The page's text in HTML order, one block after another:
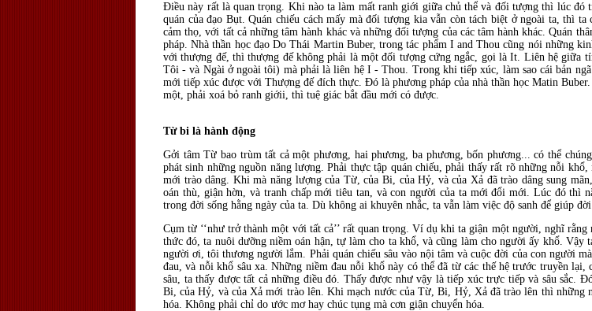
Điều này rất là quan trọng. Khi nào ta làm mất ranh giới giữa chủ thể và đối tượng thì lúc
quán của đạo Bụt. Quán chiếu cách mấy mà đối tượng kia vẫn còn tách biệt ở ngoài ta, thì
cảm thọ, với tất cả những tâm hành khác và những đối tượng của các tâm hành khác. Quán
pháp. Nhà thần học đạo Do Thái Martin Buber, trong tác phẩm I and Thou cũng nói những
với thượng đế, thì thượng đế không phải là một đối tượng cứng ngắc, gọi là It. Liên hệ giữa
Tôi - và Ngài ở ngoài tôi) mà phải là liên hệ I - Thou. Trong khi tiếp xúc, làm sao cái bản
mới tiếp xúc được với Thượng đế đích thực. Đó là phương pháp của nhà thần học Matin
một, phải xoá bỏ ranh giớii, thì tuệ giác bắt đầu mới có được.
Từ bi là hành động
Gởi tâm Từ bao trùm tất cả một phương, hai phương, ba phương, bốn phương... có thể
phát sinh những nguồn năng lượng. Phải thực tập quán chiếu, phải thấy rất rõ những nỗi
mới trào dâng. Khi mà năng lượng của Từ, của Bi, của Hỷ, và của Xả đã trào dâng sung
oán thù, giận hờn, và tranh chấp mới tiêu tan, và con người của ta mới đổi mới. Lúc đó thì
trong đời sống hằng ngày của ta. Dù không ai khuyên nhắc, ta vẫn làm việc độ sanh để giúp
Cụm từ ‘‘như trở thành một với tất cả’’ rất quan trọng. Ví dụ khi ta giận một người, nghĩ
thức đó, ta nuôi dưỡng niềm oán hận, tự làm cho ta khổ, và cũng làm cho người ấy khổ. Vậy
người ơi, tôi thương người lắm. Phải quán chiếu sâu vào nội tâm và cuộc đời của con người
đau, và nỗi khổ sâu xa. Những niềm đau nỗi khổ này có thể đã từ các thế hệ trước truyền
sâu, ta thấy được tất cả những điều đó. Thấy được như vậy là tiếp xúc trực tiếp và sâu sắc.
Bi, của Hỷ, và của Xả mới trào lên. Khi mạch nước của Từ, Bi, Hỷ, Xả đã trào lên thì những
hóa. Không phải chỉ do ước mơ hay chúc tụng mà cơn giận chuyển hóa.